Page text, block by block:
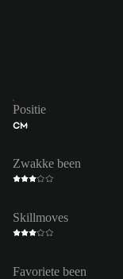
Positie
CM
Zwakke been
Skillmoves
Favoriete been